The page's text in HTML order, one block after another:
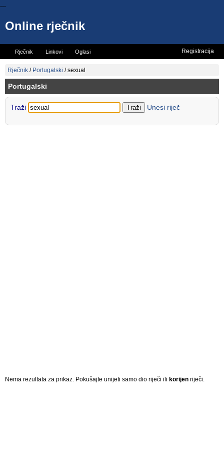
...
Online rječnik
Rječnik Linkovi Oglasi
Vicevi
Registracija
Rječnik / Portugalski /sexual
Portugalski
Traži Unesi riječ
Nema rezultata za prikaz. Pokušajte unijeti samo dio riječi ili korijen riječi.